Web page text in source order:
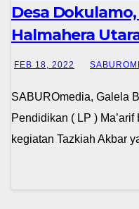
Desa
Halmahera
Tingkatkan
FEB 18, 2022
SABUROmedia, Galela
Pendidikan ( LP )
kegiatan Tazkiah Akbar